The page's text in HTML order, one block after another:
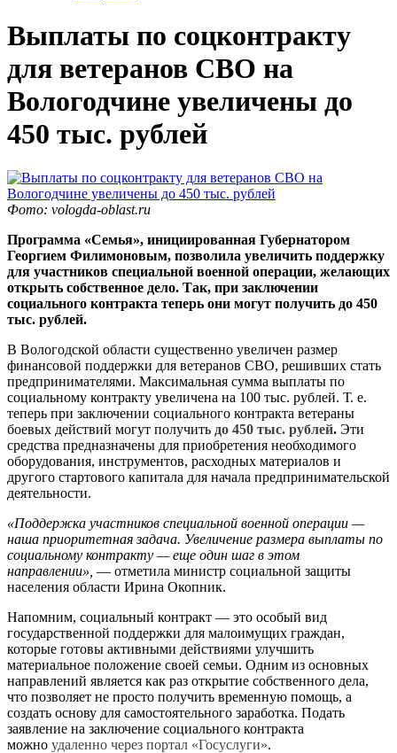
Выплаты по соцконтракту
для ветеранов СВО на
Вологодчине увеличены до
450 тыс. рублей
Фото: vologda-oblast.ru
Программа «Семья», инициированная Губернатором
Георгием Филимоновым, позволила увеличить поддержку
для участников специальной военной операции, желающих
открыть собственное дело. Так, при заключении
социального контракта теперь они могут получить до 450
тыс. рублей.
В Вологодской области существенно увеличен размер
финансовой поддержки для ветеранов СВО, решивших стать
предпринимателями. Максимальная сумма выплаты по
социальному контракту увеличена на 100 тыс. рублей. Т. е.
теперь при заключении социального контракта ветераны
боевых действий могут получить до 450 тыс. рублей. Эти
средства предназначены для приобретения необходимого
оборудования, инструментов, расходных материалов и
другого стартового капитала для начала предпринимательской
деятельности.
«Поддержка участников специальной военной операции —
наша приоритетная задача. Увеличение размера выплаты по
социальному контракту — еще один шаг в этом
направлении», — отметила министр социальной защиты
населения области Ирина Окопник.
Напомним, социальный контракт — это особый вид
государственной поддержки для малоимущих граждан,
которые готовы активными действиями улучшить
материальное положение своей семьи. Одним из основных
направлений является как раз открытие собственного дела,
что позволяет не просто получить временную помощь, а
создать основу для самостоятельного заработка. Подать
заявление на заключение социального контракта
можно удаленно через портал «Госуслуги».